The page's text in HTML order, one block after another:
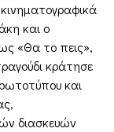
και ο
«Θα το πεις»,
κράτησε
και
διασκευών